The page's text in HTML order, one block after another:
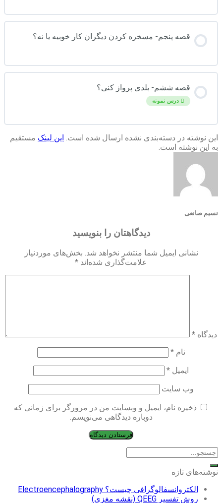
قصه پنجم- مسخره کردن دیگران کار خوبیه یا نه؟
قصه ششم- بلدی پرواز کنی؟
درس نمونه
این نوشته در دسته‌بندی نشده ارسال شده است. این لینک مستقیم
به این نوشته است.
نسیم صانعی
دیدگاهتان را بنویسید
نشانی ایمیل شما منتشر نخواهد شد. بخش‌های موردنیاز
علامت‌گذاری شده‌اند *
دیدگاه *
نام*
ایمیل *
وب‌ سایت
ذخیره نام، ایمیل و وبسایت من در مرورگر برای زمانی که
دوباره دیدگاهی می‌نویسم.
نوشته‌های تازه
الکتروانسفالوگرافی چیست؟ Electroencephalography
روش تفسیر QEEG (نقشه مغزی)